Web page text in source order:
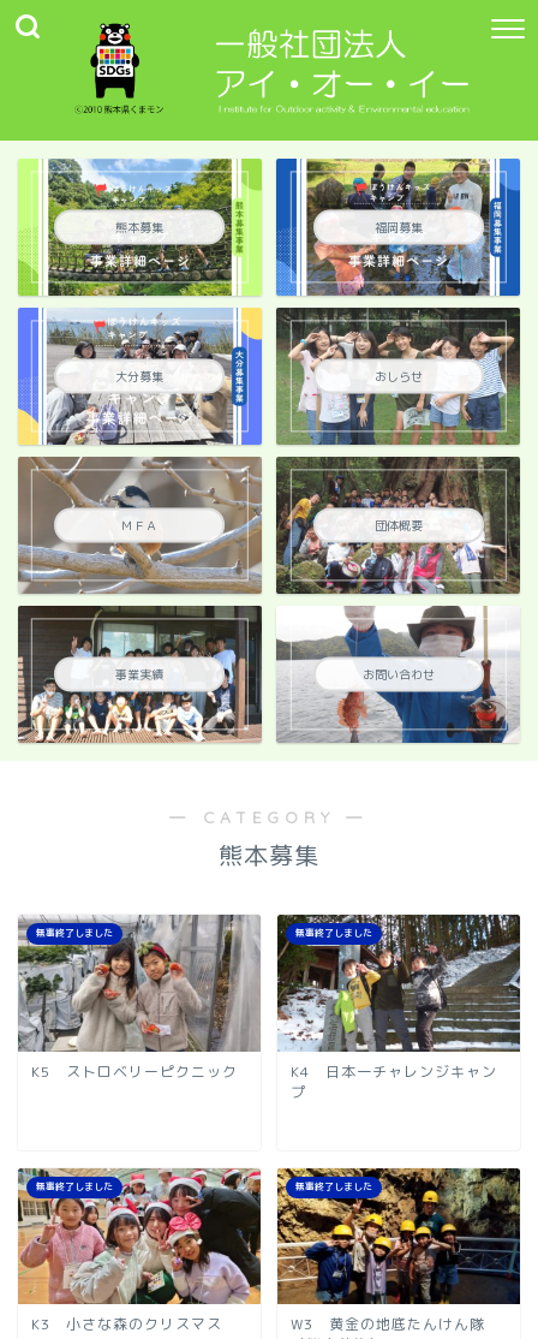
熊本募集 福岡募集
大分募集 おしらせ
ＭＦＡ 団体概要
事業実績 お問い合わせ
― CATEGORY ―
熊本募集
無事終了しました
K5 ストロベリーピクニック
無事終了しました
K4 日本一チャレンジキャン
プ
無事終了しました
K3 小さな森のクリスマス
無事終了しました
W3 黄金の地底たんけん隊